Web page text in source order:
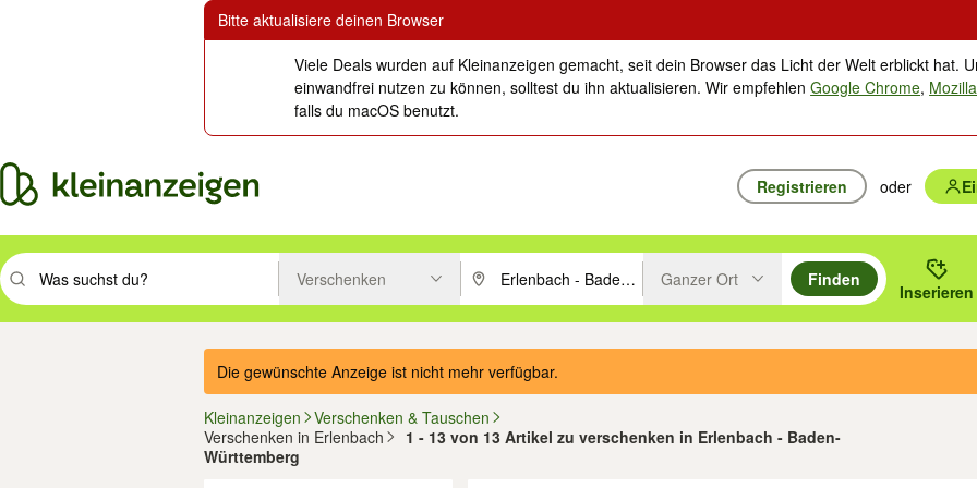
Bitte aktualisiere deinen Browser
Viele Deals wurden auf Kleinanzeigen gemacht, seit dein Browser das Licht der Welt erblickt hat.
einwandfrei nutzen zu können, solltest du ihn aktualisieren. Wir empfehlenGoogle Chrome,
falls du macOS benutzt.
Registrieren oder
Suchbegriff eingeben. Eingabetaste drücken um zu suchen, oder Vorschläge mit den Pfeiltasten nach oben/unten durchsuchen und mit
Verschenken PLZ oder Ort eingeben. Eingabetaste drücken um zu suchen, oder
Ganzer Ort
Finden
Inserieren
Die gewünschte Anzeige ist nicht mehr verfügbar.
Kleinanzeigen
Verschenken & Tauschen
Verschenken in Erlenbach
1 - 13 von 13 Artikel zu verschenken in Erlenbach - Baden-
Württemberg